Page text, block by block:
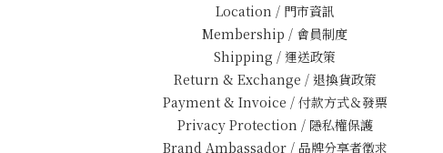
Location / 門市資訊
Membership / 會員制度
Shipping / 運送政策
Return & Exchange / 退換貨政策
Payment & Invoice / 付款方式＆發票
Privacy Protection / 隱私權保護
Brand Ambassador / 品牌分享者徵求